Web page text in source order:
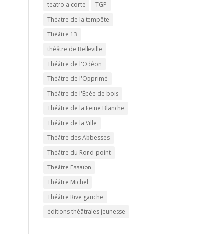
teatro a corte
TGP
Théatre de la tempête
Théâtre 13
théâtre de Belleville
Théâtre de l'Odéon
Théâtre de l'Opprimé
Théâtre de l'Épée de bois
Théâtre de la Reine Blanche
Théâtre de la Ville
Théâtre des Abbesses
Théâtre du Rond-point
Théâtre Essaïon
Théâtre Michel
Théâtre Rive gauche
éditions théâtrales jeunesse